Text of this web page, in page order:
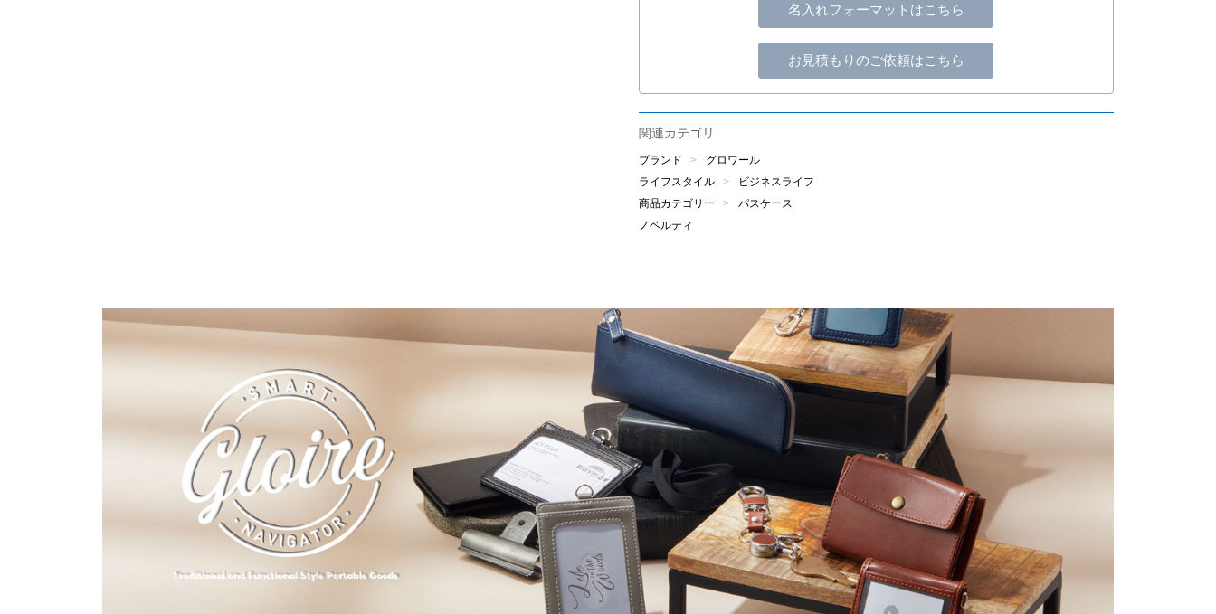
名入れフォーマットはこちら
お見積もりのご依頼はこちら
関連カテゴリ
ブランド
グロワール
ライフスタイル
ビジネスライフ
商品カテゴリー
パスケース
ノベルティ